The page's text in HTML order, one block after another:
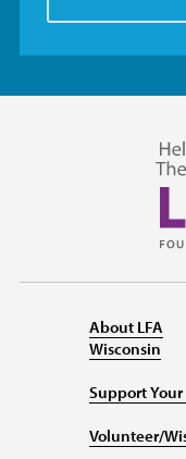
About LFA
Wisconsin
Support Your
Volunteer/